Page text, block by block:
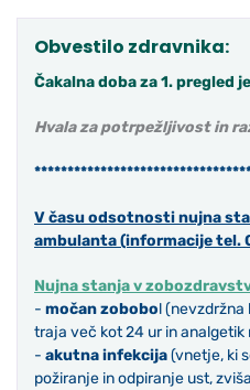
Obvestilo zdravnika:
Čakalna doba za 1. pregled
Hvala za potrpežljivost in
V času odsotnosti nujna
ambulanta (informacije tel.
Nujna stanja v
- močan zobobol (nevzdržna
traja več kot 24 ur in analgetik
- akutna infekcija(vnetje, ki
požiranje in odpiranje ust,